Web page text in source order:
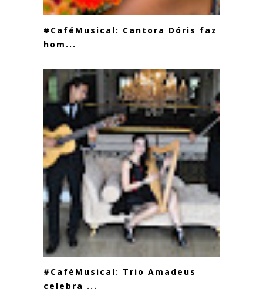
#CaféMusical: Cantora Dóris faz
hom...
#CaféMusical: Trio Amadeus
celebra ...